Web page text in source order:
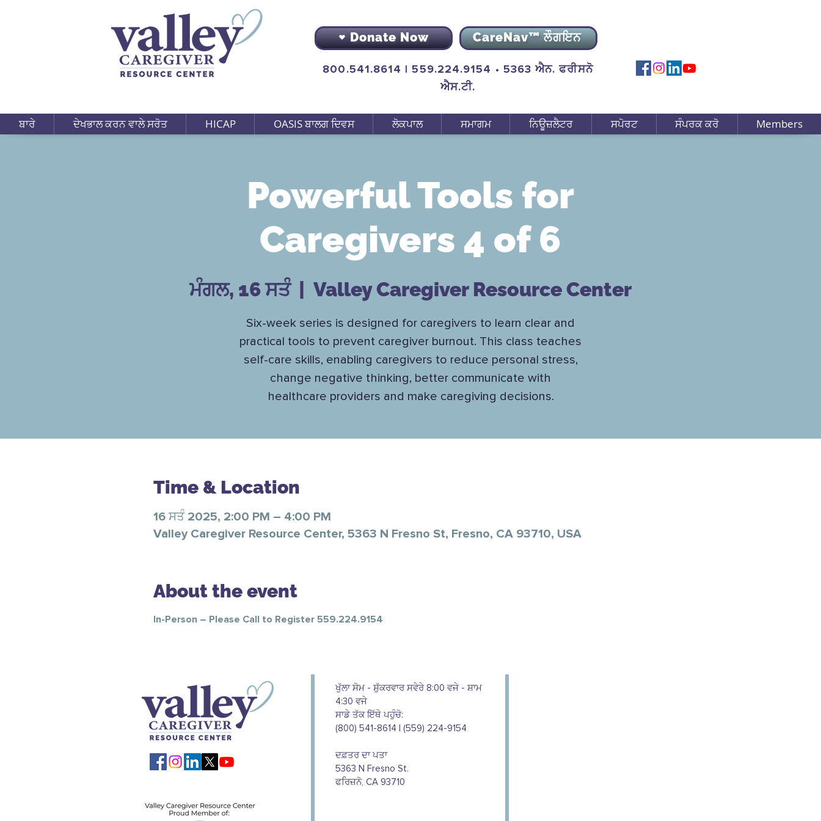
Donate Now CareNav™ ਲੌਗਇਨ
800.541.8614 | 559.224.9154 • 5363 ਐਨ. ਫਰੀਸਨੋ
ਐਸ.ਟੀ.
ਬਾਰੇ ਦੇਖਭਾਲ ਕਰਨ ਵਾਲੇ ਸਰੋਤ HICAP OASIS ਬਾਲਗ ਦਿਵਸ ਲੋਕਪਾਲ ਸਮਾਗਮ ਨਿਊਜ਼ਲੈਟਰ ਸਪੋਰਟ ਸੰਪਰਕ ਕਰੋ Members
Powerful Tools for
Caregivers 4 of 6
ਮੰਗਲ, 16 ਸਤੰ
  |
Valley Caregiver Resource Center
Six-week series is designed for caregivers to learn clear and
practical tools to prevent caregiver burnout. This class teaches
self-care skills, enabling caregivers to reduce personal stress,
change negative thinking, better communicate with
healthcare providers and make caregiving decisions.
Time & Location
16 ਸਤੰ 2025, 2:00 PM – 4:00 PM
Valley Caregiver Resource Center, 5363 N Fresno St, Fresno, CA 93710, USA
About the event
In-Person – Please Call to Register 559.224.9154
ਖੁੱਲਾ ਸੋਮ - ਸ਼ੁੱਕਰਵਾਰ ਸਵੇਰੇ 8:00 ਵਜੇ - ਸ਼ਾਮ
4:30 ਵਜੇ
ਸਾਡੇ ਤੱਕ ਇੱਥੇ ਪਹੁੰਚੋ:
(800) 541-8614 | (559) 224-9154
ਦਫ਼ਤਰ ਦਾ ਪਤਾ
5363 N Fresno St.
ਫਰਿਜ਼ਨੋ, CA 93710